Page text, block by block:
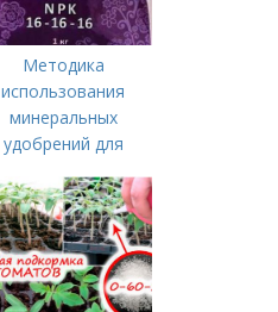
Методика
использования
минеральных
удобрений для
Минеральное
питание